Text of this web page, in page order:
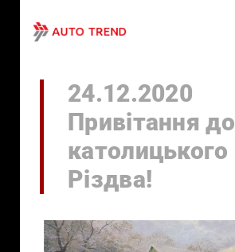
24.12.2020
Привітання до
католицького
Різдва!